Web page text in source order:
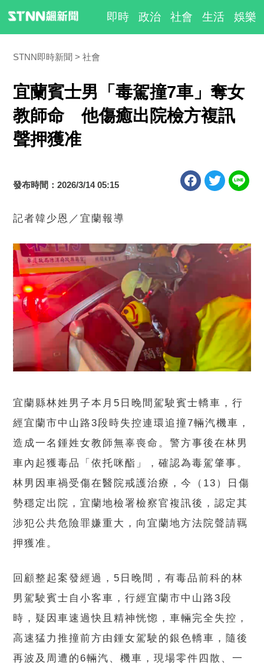
即時 政治 社會 生活 娛樂
STNN即時新聞 社會
宜蘭賓士男「毒駕撞7車」奪女
教師命 他傷癒出院檢方複訊
聲押獲准
發布時間：2026/3/14 05:15
記者韓少恩／宜蘭報導
宜蘭縣林姓男子本月5日晚間駕駛賓士轎車，行
經宜蘭市中山路3段時失控連環追撞7輛汽機車，
造成一名鍾姓女教師無辜喪命。警方事後在林男
車內起獲毒品「依托咪酯」，確認為毒駕肇事。
林男因車禍受傷在醫院戒護治療，今（13）日傷
勢穩定出院，宜蘭地檢署檢察官複訊後，認定其
涉犯公共危險罪嫌重大，向宜蘭地方法院聲請羈
押獲准。
回顧整起案發經過，5日晚間，有毒品前科的林
男駕駛賓士自小客車，行經宜蘭市中山路3段
時，疑因車速過快且精神恍惚，車輛完全失控，
高速猛力推撞前方由鍾女駕駛的銀色轎車，隨後
再波及周遭的6輛汽、機車，現場零件四散、一